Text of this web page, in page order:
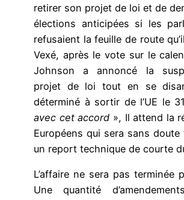
retirer son projet de loi et de
élections anticipées si les
refusaient la feuille de route
Vexé, après le vote sur le
Johnson a annoncé la
projet de loi tout en se
déterminé à sortir de l’UE le
avec cet accord », Il attend la
Européens qui sera sans doute
un report technique de courte
L’affaire ne sera pas terminée
Une quantité